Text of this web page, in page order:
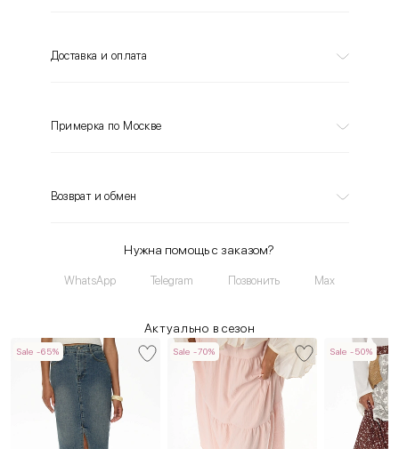
Доставка и оплата
Примерка по Москве
Возврат и обмен
Нужна помощь с заказом?
WhatsApp Telegram Позвонить Max
Актуально в сезон
Sale -65% Sale -70% Sale -50%